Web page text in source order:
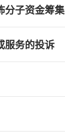
分子资金筹集
服务的投诉